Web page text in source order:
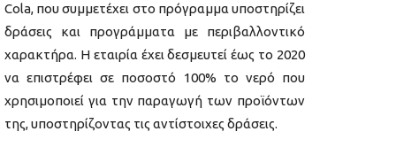
Cola, που συμμετέχει στο πρόγραμμα υποστηρίζει
δράσεις και προγράμματα με περιβαλλοντικό
χαρακτήρα. Η εταιρία έχει δεσμευτεί έως το 2020
να επιστρέφει σε ποσοστό 100% το νερό που
χρησιμοποιεί για την παραγωγή των προϊόντων
της, υποστηρίζοντας τις αντίστοιχες δράσεις.